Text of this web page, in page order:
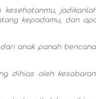
kepadamu, dan
anak panah bencana.
dihias oleh kesabaran,